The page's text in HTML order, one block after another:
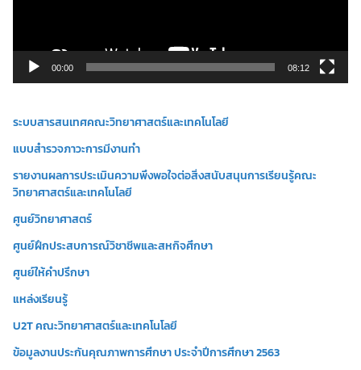
ดี
อ
00:00 08:12
ระบบสารสนเทศคณะวิทยาศาสตร์และเทคโนโลยี
แบบสำรวจภาวะการมีงานทำ
รายงานผลการประเมินความพึงพอใจต่อสิ่งสนับสนุนการเรียนรู้คณะ
วิทยาศาสตร์และเทคโนโลยี
ศูนย์วิทยาศาสตร์
ศูนย์ฝึกประสบการณ์วิชาชีพและสหกิจศึกษา
ศูนย์ให้คำปรึกษา
แหล่งเรียนรู้
U2T คณะวิทยาศาสตร์และเทคโนโลยี
ข้อมูลงานประกันคุณภาพการศึกษา ประจำปีการศึกษา 2563